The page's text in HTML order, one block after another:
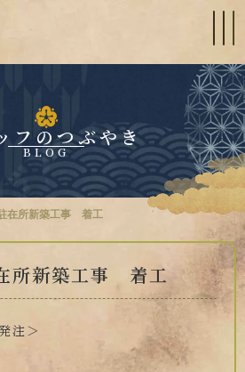
フのつぶやき
BLOG
在所新築工事 着工
所新築工事 着工
注＞